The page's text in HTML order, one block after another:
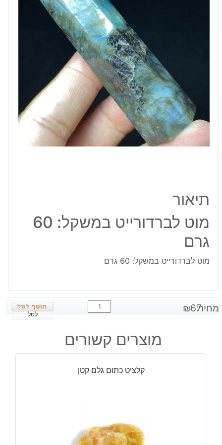
תיאור
מוט לברדורייט במשקל: 60
גרם
מוט לברדורייט במשקל: 60 גרם
מחיר: ₪67
כמות
של
לברדורייט
במשקל:
גרם
לסל
מוצרים קשורים
קלציט כתום גלם קטן